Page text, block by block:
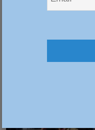
nido, Tagliaferri (FdI):